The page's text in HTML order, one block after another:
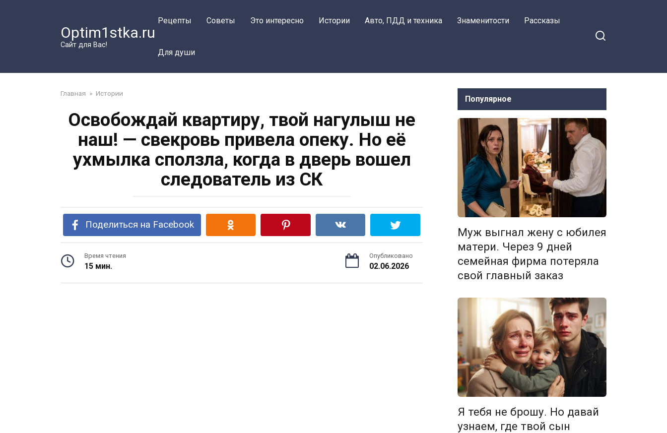
Optim1stka.ru
Сайт для Вас!
Рецепты Советы Это интересно Истории Авто, ПДД и техника Знаменитости Рассказы
Для души
Главная » Истории
Освобождай квартиру, твой нагулыш не
наш! — свекровь привела опеку. Но её
ухмылка сползла, когда в дверь вошел
следователь из СК
Поделиться на Facebook
Время чтения
15 мин.
Опубликовано
02.06.2026
Популярное
Муж выгнал жену с юбилея
матери. Через 9 дней
семейная фирма потеряла
свой главный заказ
Я тебя не брошу. Но давай
узнаем, где твой сын
будто это моя